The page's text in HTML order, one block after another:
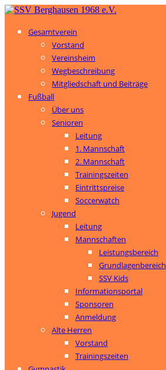
Gesamtverein
Vorstand
Vereinsheim
Wegbeschreibung
Mitgliedschaft und Beiträge
Fußball
Über uns
Senioren
Leitung
1. Mannschaft
2. Mannschaft
Trainingszeiten
Eintrittspreise
Soccerwatch
Jugend
Leitung
Mannschaften
Leistungsbereich
Grundlagenbereich
SSV Kids
Informationsportal
Sponsoren
Anmeldung
Alte Herren
Vorstand
Trainingszeiten